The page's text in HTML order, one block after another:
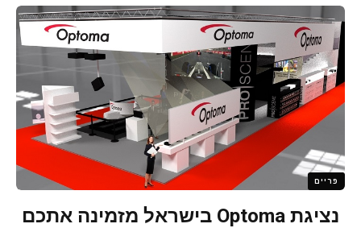
פריים
נציגת Optoma בישראל מזמינה אתכם